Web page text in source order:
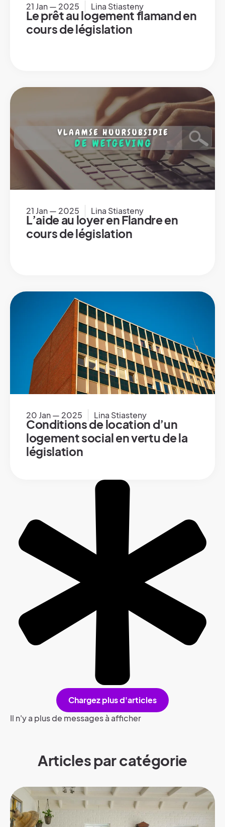
21 Jan — 2025 Lina Stiasteny
Le prêt au logement flamand en
cours de législation
21 Jan — 2025 Lina Stiasteny
L’aide au loyer en Flandre en
cours de législation
20 Jan — 2025 Lina Stiasteny
Conditions de location d’un
logement social en vertu de la
législation
Chargez plus d'articles
Il n'y a plus de messages à afficher
Articles par catégorie